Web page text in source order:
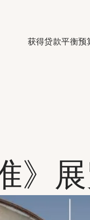
获得贷款平衡预
》